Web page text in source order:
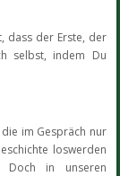
dass der Erste, der
selbst, indem Du
im Gespräch nur
loswerden
Doch in unseren